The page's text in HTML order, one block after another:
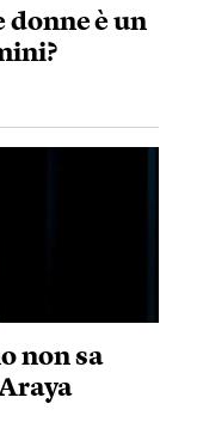
è un
non sa